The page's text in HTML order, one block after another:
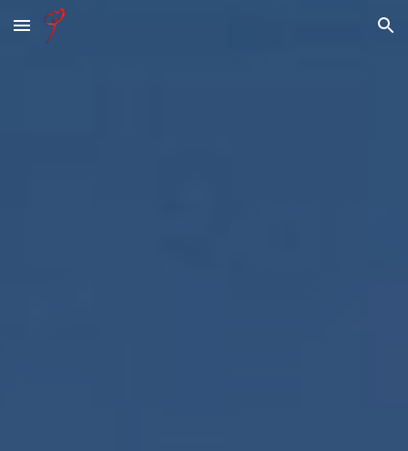
Skip to main content Skip to navigation